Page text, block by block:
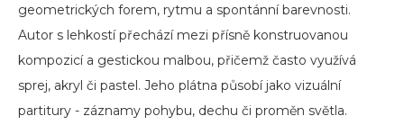
geometrických forem, rytmu a spontánní barevnosti.
Autor s lehkostí přechází mezi přísně konstruovanou
kompozicí a gestickou malbou, přičemž často využívá
sprej, akryl či pastel. Jeho plátna působí jako vizuální
partitury - záznamy pohybu, dechu či proměn světla.